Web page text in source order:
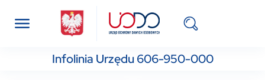
Infolinia Urzędu 606-950-000